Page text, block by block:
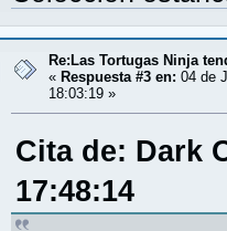
Re:Las Tortugas Ninja
« Respuesta #3 en: 04 de
18:03:19 »
Cita de: Dark
17:48:14